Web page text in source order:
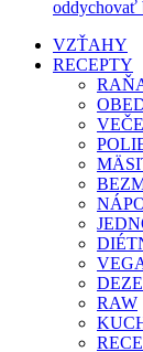
oddychovať
VZŤAHY
RECEPTY
RAW